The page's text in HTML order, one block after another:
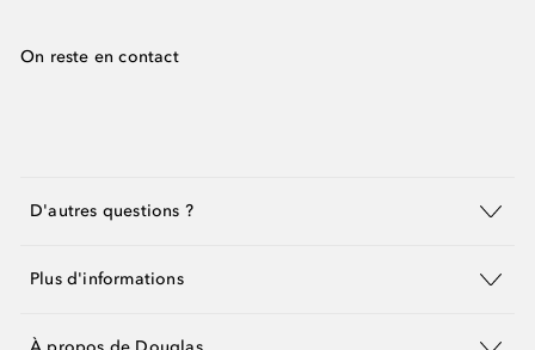
On reste en contact
D'autres questions ?
Plus d'informations